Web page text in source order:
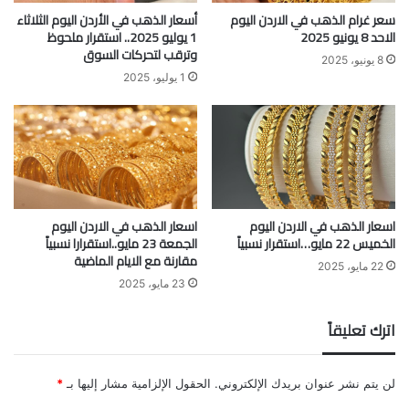
سعر غرام الذهب في الاردن اليوم
الاحد 8 يونيو 2025
8 يونيو، 2025
أسعار الذهب في الأردن اليوم الثلاثاء
1 يوليو 2025.. استقرار ملحوظ
وترقب لتحركات السوق
1 يوليو، 2025
اسعار الذهب في الاردن اليوم
الخميس 22 مايو…استقرار نسبياً
22 مايو، 2025
اسعار الذهب في الاردن اليوم
الجمعة 23 مايو..استقرارا نسبياً
مقارنة مع الايام الماضية
23 مايو، 2025
اترك تعليقاً
لن يتم نشر عنوان بريدك الإلكتروني. الحقول الإلزامية مشار إليها بـ *